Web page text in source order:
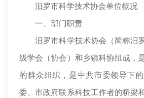
汨罗市科学技术协会单位概况
一、部门职责
汨罗市科学技术协会（简称汨
级学会（协会）和乡镇科协组成，
的群众组织，是中共市委领导下
委、市政府联系科技工作者的桥梁